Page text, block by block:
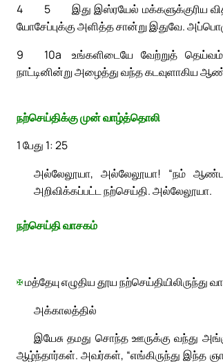
4
இது இஸ்ரயேல் மக்களுக்குரிய
5
யோசேப்புக்கு அளித்த சான்று இதுவே.
9
உங்களிடையே வேற்றுத்
10a
நாட்டினின்று அழைத்து வந்த கடவுளாகிய
நற்செய்திக்கு முன் வாழ்த்தொலி
1 பேது 1: 25
அல்லேலூயா, அல்லேலூயா! “நம்
அறிவிக்கப்பட்ட நற்செய்தி. அல்லேலூயா.
நற்செய்தி வாசகம்
✠மத்தேயு எழுதிய தூய நற்செய்தியிலிருந்து
அக்காலத்தில்
இயேசு தமது சொந்த ஊருக்கு வந்து
ஆழ்ந்தார்கள். அவர்கள், “எங்கிருந்து இந்த